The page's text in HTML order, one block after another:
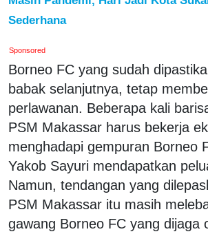
Sederhana
Sponsored
Borneo FC yang sudah
babak selanjutnya, tetap
perlawanan. Beberapa kali
PSM Makassar harus bekerja
menghadapi gempuran Borneo
Yakob Sayuri mendapatkan
Namun, tendangan yang
PSM Makassar itu masih
gawang Borneo FC yang dijaga